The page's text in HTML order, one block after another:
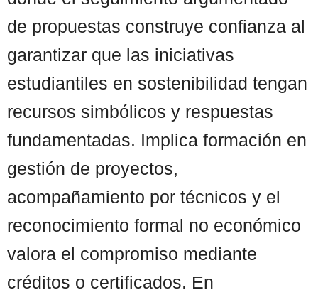
de propuestas construye confianza al
garantizar que las iniciativas
estudiantiles en sostenibilidad tengan
recursos simbólicos y respuestas
fundamentadas. Implica formación en
gestión de proyectos,
acompañamiento por técnicos y el
reconocimiento formal no económico
valora el compromiso mediante
créditos o certificados. En